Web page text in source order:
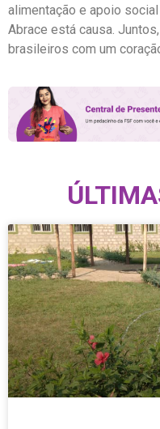
alimentação e apoio
Abrace está causa.
brasileiros com um